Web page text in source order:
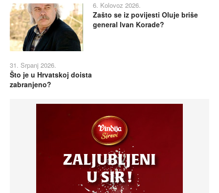
6. Kolovoz 2026.
Zašto se iz povijesti Oluje briše
general Ivan Korade?
31. Srpanj 2026.
Što je u Hrvatskoj doista
zabranjeno?